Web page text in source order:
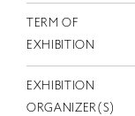
TERM OF
EXHIBITION
EXHIBITION
ORGANIZER(S)